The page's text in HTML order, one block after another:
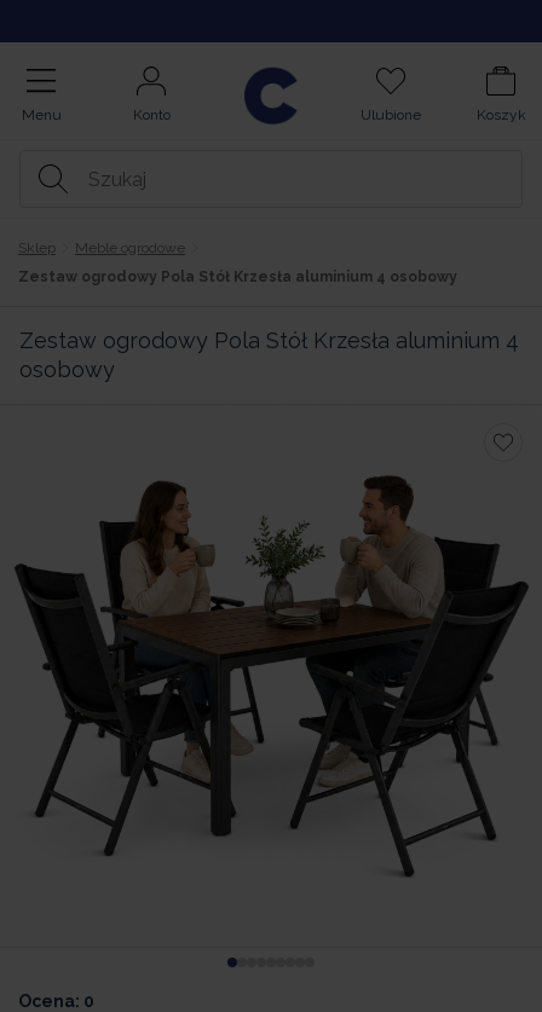
Menu Konto Ulubione Koszyk
Sklep
Meble ogrodowe
Zestaw ogrodowy Pola Stół Krzesła aluminium 4 osobowy
Zestaw ogrodowy Pola Stół Krzesła aluminium 4
osobowy
Ocena: 0